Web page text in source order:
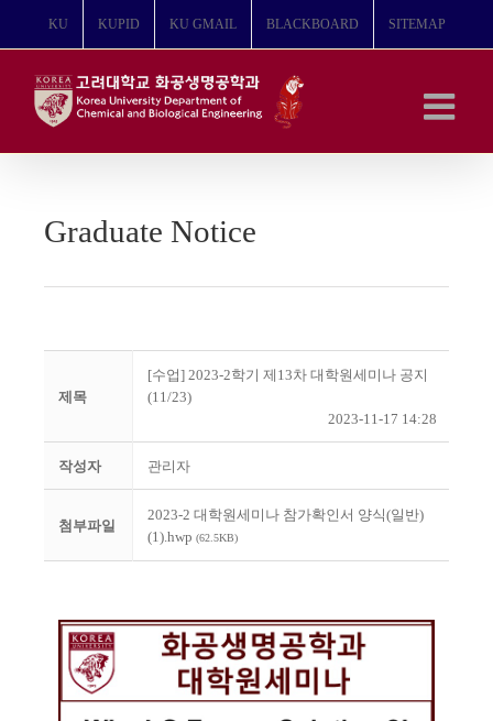
뛰
KU KUPID KU GMAIL BLACKBOARD SITEMAP
Graduate Notice
제목
[수업] 2023-2학기 제13차 대학원세미나 공지
(11/23)
2023-11-17 14:28
작성자 관리자
첨부파일
2023-2 대학원세미나 참가확인서 양식(일반)
(1).hwp (62.5KB)